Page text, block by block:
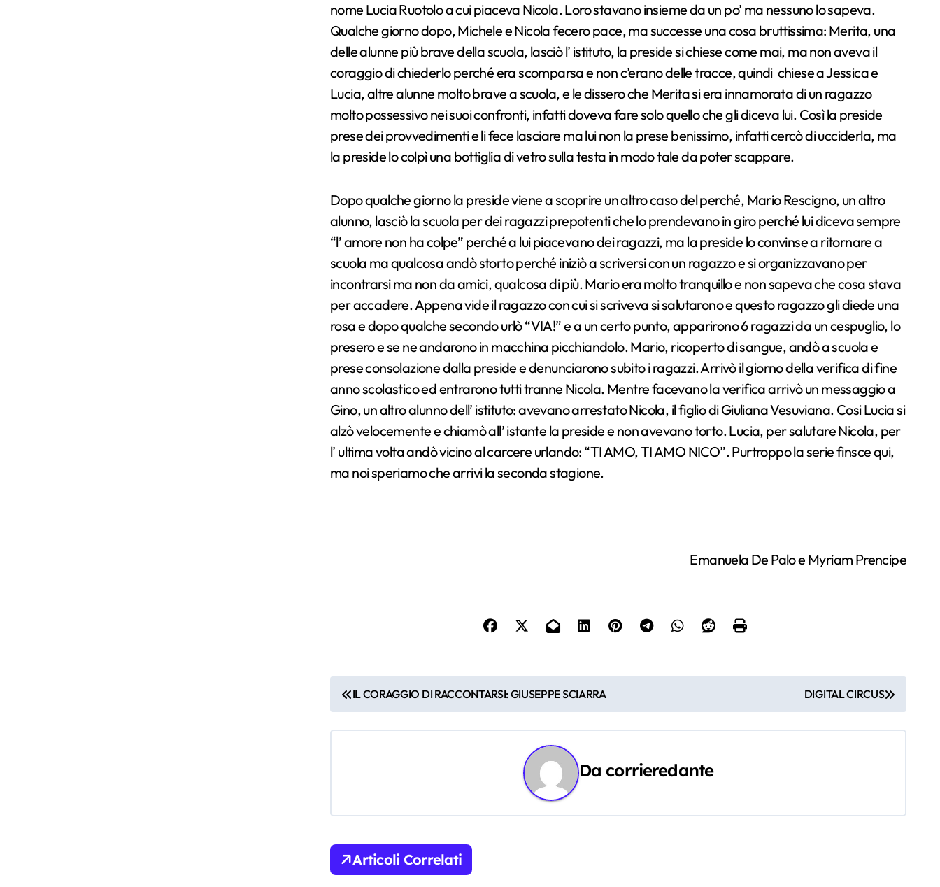
nome Lucia Ruotolo a cui piaceva Nicola. Loro stavano insieme da un po’ ma nessuno lo sapeva.
Qualche giorno dopo, Michele e Nicola fecero pace, ma successe una cosa bruttissima: Merita, una
delle alunne più brave della scuola, lasciò l’ istituto, la preside si chiese come mai, ma non aveva il
coraggio di chiederlo perché era scomparsa e non c’erano delle tracce, quindi chiese a Jessica e
Lucia, altre alunne molto brave a scuola, e le dissero che Merita si era innamorata di un ragazzo
molto possessivo nei suoi confronti, infatti doveva fare solo quello che gli diceva lui. Così la preside
prese dei provvedimenti e li fece lasciare ma lui non la prese benissimo, infatti cercò di ucciderla, ma
la preside lo colpì una bottiglia di vetro sulla testa in modo tale da poter scappare.
Dopo qualche giorno la preside viene a scoprire un altro caso del perché, Mario Rescigno, un altro
alunno, lasciò la scuola per dei ragazzi prepotenti che lo prendevano in giro perché lui diceva sempre
“l’ amore non ha colpe” perché a lui piacevano dei ragazzi, ma la preside lo convinse a ritornare a
scuola ma qualcosa andò storto perché iniziò a scriversi con un ragazzo e si organizzavano per
incontrarsi ma non da amici, qualcosa di più. Mario era molto tranquillo e non sapeva che cosa stava
per accadere. Appena vide il ragazzo con cui si scriveva si salutarono e questo ragazzo gli diede una
rosa e dopo qualche secondo urlò “VIA!” e a un certo punto, apparirono 6 ragazzi da un cespuglio, lo
presero e se ne andarono in macchina picchiandolo. Mario, ricoperto di sangue, andò a scuola e
prese consolazione dalla preside e denunciarono subito i ragazzi. Arrivò il giorno della verifica di fine
anno scolastico ed entrarono tutti tranne Nicola. Mentre facevano la verifica arrivò un messaggio a
Gino, un altro alunno dell’ istituto: avevano arrestato Nicola, il figlio di Giuliana Vesuviana. Cosi Lucia si
alzò velocemente e chiamò all’ istante la preside e non avevano torto. Lucia, per salutare Nicola, per
l’ ultima volta andò vicino al carcere urlando: “TI AMO, TI AMO NICO”. Purtroppo la serie finsce qui,
ma noi speriamo che arrivi la seconda stagione.
Emanuela De Palo e Myriam Prencipe
N
a
IL CORAGGIO DI RACCONTARSI: GIUSEPPE SCIARRA DIGITAL CIRCUS
Dacorrieredante
Articoli Correlati